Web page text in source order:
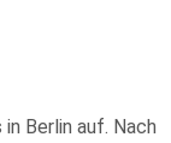
Berlin auf. Nach